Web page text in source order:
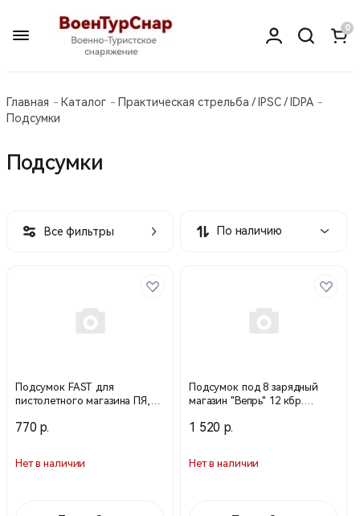
0
Главная Каталог
Практическая стрельба / IPSC / IDPA
Подсумки
Подсумки
Все фильтры По наличию
Подсумок FAST для
пистолетного магазина ПЯ,
Мох / 18427030 (Stich Profi
770 р.
Нет в наличии
Подсумок под 8 зарядный
магазин "Вепрь" 12 кбр.
Profi)
1 520 р.
Нет в наличии